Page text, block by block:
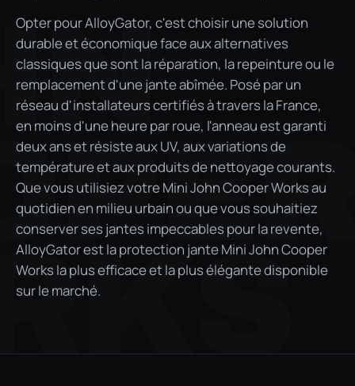
Opter pour AlloyGator, c'est choisir une solution
durable et économique face aux alternatives
classiques que sont la réparation, la repeinture ou le
remplacement d'une jante abîmée. Posé par un
réseau d'installateurs certifiés à travers la France,
en moins d'une heure par roue, l'anneau est garanti
deux ans et résiste aux UV, aux variations de
température et aux produits de nettoyage courants.
Que vous utilisiez votre Mini John Cooper Works au
quotidien en milieu urbain ou que vous souhaitiez
conserver ses jantes impeccables pour la revente,
AlloyGator est la protection jante Mini John Cooper
Works la plus efficace et la plus élégante disponible
sur le marché.